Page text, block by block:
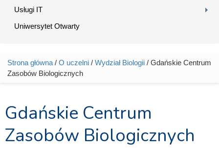
Usługi IT
Uniwersytet Otwarty
Jesteś tutaj
Strona główna / O uczelni / Wydział Biologii / Gdańskie Centrum
Zasobów Biologicznych
Gdańskie Centrum
Zasobów Biologicznych